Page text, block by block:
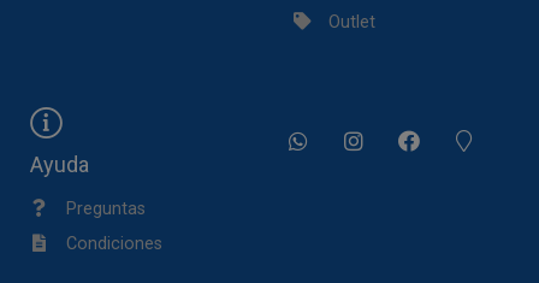
Outlet
Ayuda
Preguntas
Condiciones